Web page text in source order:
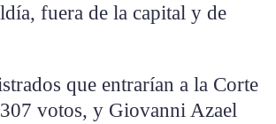
fuera de la capital y de
que entrarían a la Corte
votos, y Giovanni Azael